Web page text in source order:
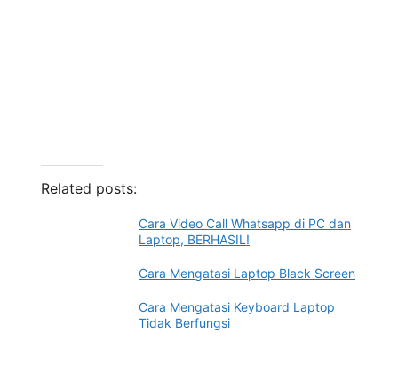
Related posts:
Cara Video Call Whatsapp di PC dan
Laptop, BERHASIL!
Cara Mengatasi Laptop Black Screen
Cara Mengatasi Keyboard Laptop
Tidak Berfungsi